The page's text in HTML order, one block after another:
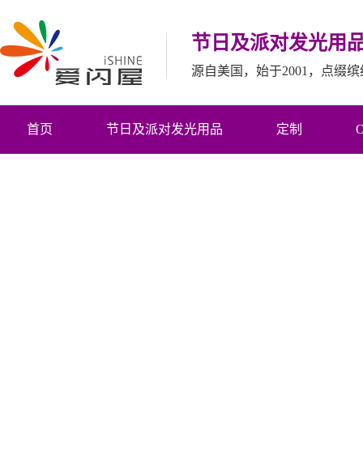
节日及派对发光用
源自美国，始于2001，点缀
首页 节日及派对发光用品 定制